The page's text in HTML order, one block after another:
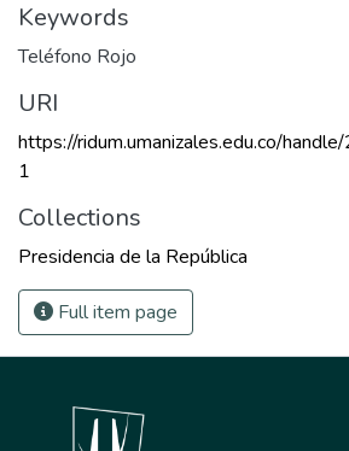
Keywords
Teléfono Rojo
URI
https://ridum.umanizales.edu.co/
1
Collections
Presidencia de la República
Full item page